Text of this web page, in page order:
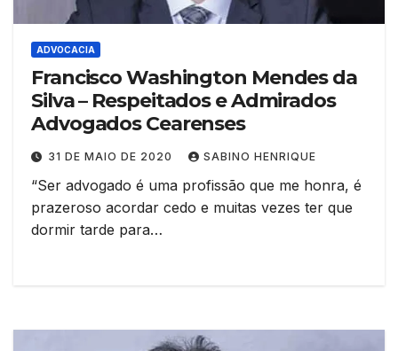
ADVOCACIA
Francisco Washington Mendes da
Silva – Respeitados e Admirados
Advogados Cearenses
31 DE MAIO DE 2020 SABINO HENRIQUE
“Ser advogado é uma profissão que me honra, é
prazeroso acordar cedo e muitas vezes ter que
dormir tarde para…